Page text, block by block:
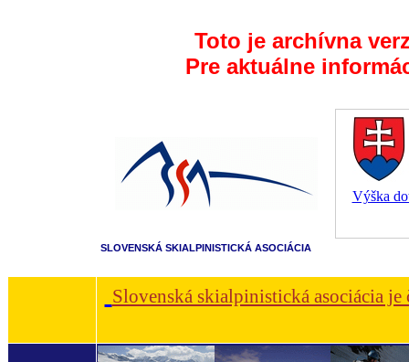
Toto je archívna
Pre aktuálne
Výška
SLOVENSKÁ SKIALPINISTICKÁ ASOCIÁCIA
Slovenská skialpinistická asociácia